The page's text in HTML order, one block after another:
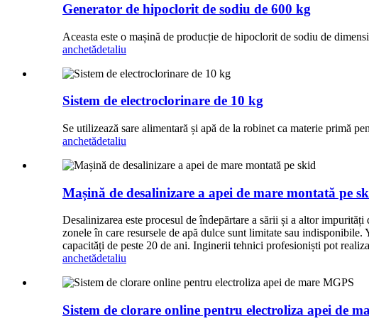
Generator de hipoclorit de sodiu de 600 kg
Aceasta este o mașină de producție de hipoclorit de sodiu de
anchetădetaliu
Sistem de electroclorinare de 10 kg
Se utilizează sare alimentară și apă de la robinet ca materie primă
anchetădetaliu
Mașină de desalinizare a apei de mare montată pe
Desalinizarea este procesul de îndepărtare a sării și a altor
zonele în care resursele de apă dulce sunt limitate sau
capacități de peste 20 de ani. Inginerii tehnici profesioniști pot
anchetădetaliu
Sistem de clorare online pentru electroliza apei de